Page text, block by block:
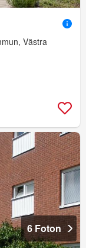
Västra
6 Foton